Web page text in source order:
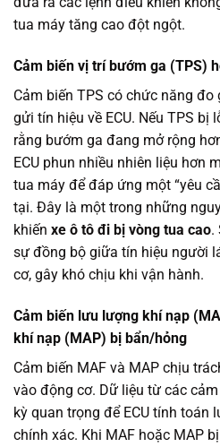
tua máy tăng cao đột ngột.
Cảm biến vị trí bướm ga (TPS)
Cảm biến TPS có chức năng
gửi tín hiệu về ECU. Nếu TPS bị
rằng bướm ga đang mở rộng
ECU phun nhiều nhiên liệu hơn
tua máy để đáp ứng một “yêu
tại. Đây là một trong những
khiến xe ô tô đi bị vòng tua cao.
sự đồng bộ giữa tín hiệu người
cơ, gây khó chịu khi vận hành.
Cảm biến lưu lượng khí nạp
khí nạp (MAP) bị bẩn/hỏng
Cảm biến MAF và MAP chịu
vào động cơ. Dữ liệu từ các
kỳ quan trọng để ECU tính toán
chính xác. Khi MAF hoặc MAP